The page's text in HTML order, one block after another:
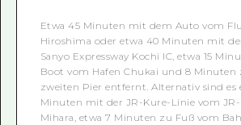
Etwa 45 Minuten mit dem Auto vom
Hiroshima oder etwa 40 Minuten mit
Sanyo Expressway Kochi IC, etwa 15
Boot vom Hafen Chukai und 8 Minuten
zweiten Pier entfernt. Alternativ sind es
Minuten mit der JR-Kure-Linie vom
Mihara, etwa 7 Minuten zu Fuß vom